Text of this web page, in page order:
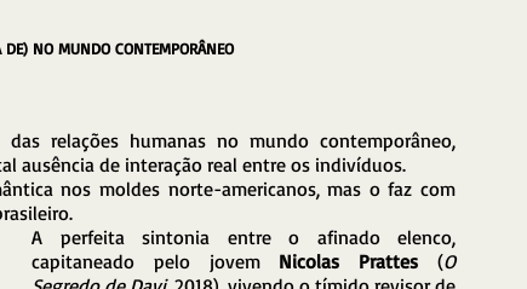
DE) NO MUNDO CONTEMPORÂNEO
relações humanas no mundo contemporâneo,
ausência de interação real entre os indivíduos.
nos moldes norte-americanos, mas o faz com
A perfeita sintonia entre o afinado elenco,
capitaneado pelo jovem Nicolas Prattes (O